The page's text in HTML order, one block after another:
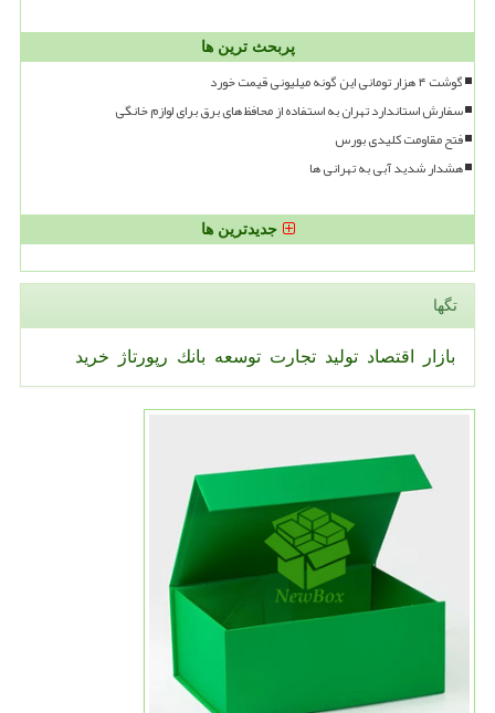
پربحث ترین ها
گوشت ۴ هزار تومانی این گونه میلیونی قیمت خورد
سفارش استاندارد تهران به استفاده از محافظ های برق برای لوازم خانگی
فتح مقاومت کلیدی بورس
هشدار شدید آبی به تهرانی ها
جدیدترین ها
تگها
بازار اقتصاد تولید تجارت توسعه بانك رپورتاژ خرید